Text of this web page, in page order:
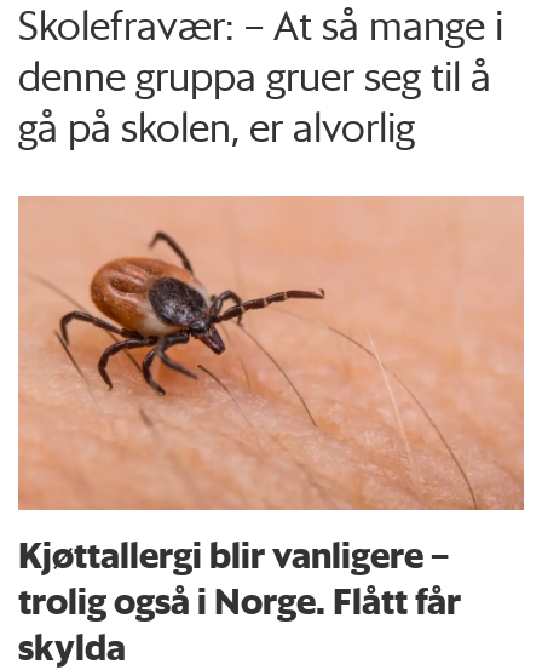
Skolefravær: – At så mange i
denne gruppa gruer seg til å
gå på skolen, er alvorlig
Kjøttallergi blir vanligere –
trolig også i Norge. Flått får
skylda